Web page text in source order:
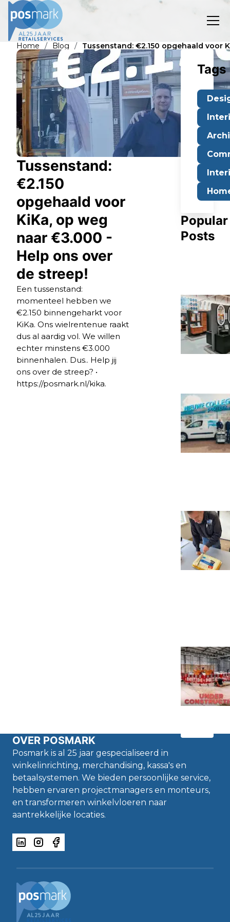
Home / Blog / Tussenstand: €2.150 opgehaald voor
Tussenstand:
€2.150
opgehaald voor
KiKa, op weg
naar €3.000 -
Help ons over
de streep!
Een tussenstand:
momenteel hebben we
€2.150 binnengeharkt voor
KiKa. Ons wielrentenue raakt
dus al aardig vol. We willen
echter minstens €3.000
binnenhalen. Dus.. Help jij
ons over de streep? •
https://posmark.nl/kika.
Tags
Popular
Posts
OVER POSMARK
Posmark is al 25 jaar gespecialiseerd in
winkelinrichting, merchandising, kassa's en
betaalsystemen. We bieden persoonlijke service,
hebben ervaren projectmanagers en monteurs,
en transformeren winkelvloeren naar
aantrekkelijke locaties.